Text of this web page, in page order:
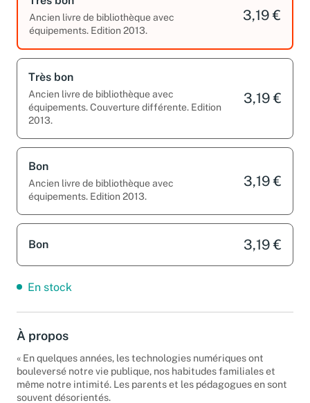
Ancien livre de bibliothèque avec
équipements. Edition 2013.
3,19 €
Très bon
Ancien livre de bibliothèque avec
équipements. Couverture différente. Edition
2013.
3,19 €
Bon
Ancien livre de bibliothèque avec
équipements. Edition 2013.
3,19 €
Bon 3,19 €
En stock
À propos
« En quelques années, les technologies numériques ont
bouleversé notre vie publique, nos habitudes familiales et
même notre intimité. Les parents et les pédagogues en sont
souvent désorientés.